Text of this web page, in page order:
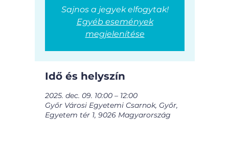
Sajnos a jegyek elfogytak!
Egyéb események
megjelenítése
Idő és helyszín
2025. dec. 09. 10:00 – 12:00
Győr Városi Egyetemi Csarnok, Győr,
Egyetem tér 1, 9026 Magyarország